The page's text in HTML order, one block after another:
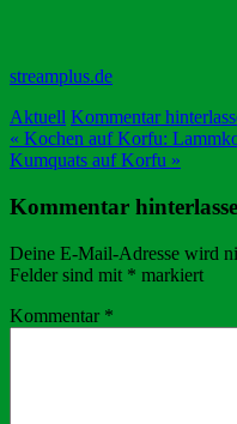
streamplus.de
Aktuell Kommentar
« Kochen auf Korfu:
Kumquats auf Korfu »
Kommentar
Deine E-Mail-Adresse wird
Felder sind mit * markiert
Kommentar *